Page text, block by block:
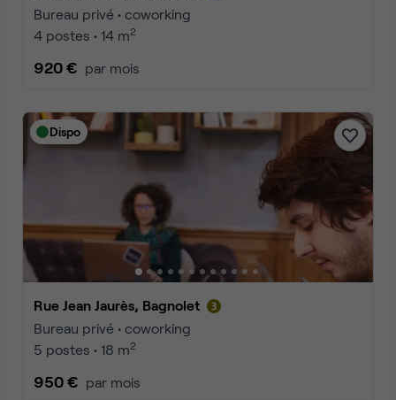
Bureau privé • coworking
4 postes • 14 m2
920 € par mois
Dispo
Rue Jean Jaurès, Bagnolet
Bureau privé • coworking
5 postes • 18 m2
950 € par mois